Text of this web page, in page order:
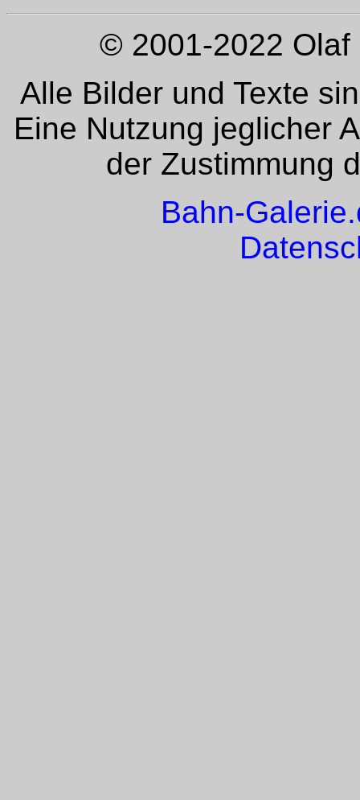
© 2001-2022 Olaf
Alle Bilder und Texte
Eine Nutzung jeglicher
der Zustimmung
Bahn-